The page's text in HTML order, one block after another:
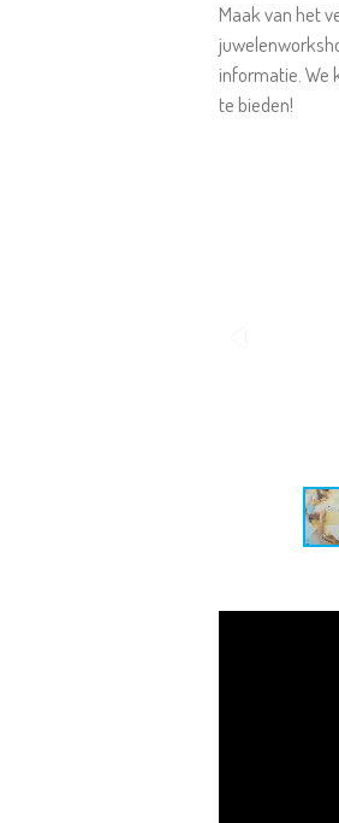
Maak van het
informatie. We
te bieden!